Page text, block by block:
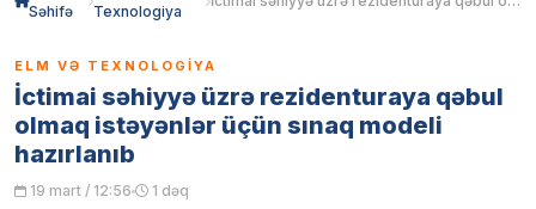
Səhifə
Texnologiya
ELM VƏ TEXNOLOGIYA
İctimai səhiyyə üzrə rezidenturaya qəbul
olmaq istəyənlər üçün sınaq modeli
hazırlanıb
19 mart / 12:56 1 dəq